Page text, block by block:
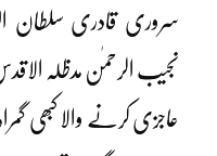
سروری قادری سلطان
نجیب الرحمٰن مدظلہ
عاجزی کرنے والا کبھی